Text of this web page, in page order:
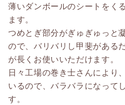
薄いダンボールのシートをく
ます。
つめとぎ部分がぎゅぎゅっと
ので、バリバリし甲斐がある
が長くお使いいただけます。
日々工場の巻き士さんにより
いるので、バラバラになって
す。